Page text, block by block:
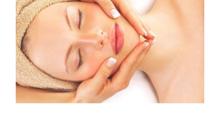
TRANQUILLITY FACE & BODY